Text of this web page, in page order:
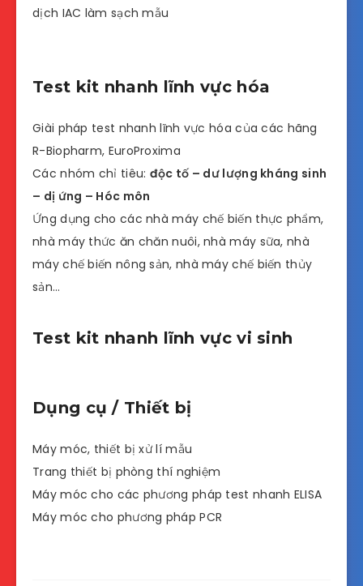
dịch IAC làm sạch mẫu
Test kit nhanh lĩnh vực hóa
Giài pháp test nhanh lĩnh vực hóa của các hãng
R-Biopharm, EuroProxima
Các nhóm chỉ tiêu: độc tố – dư lượng kháng sinh
– dị ứng – Hóc môn
Ứng dụng cho các nhà máy chế biến thực phẩm,
nhà máy thức ăn chăn nuôi, nhà máy sữa, nhà
máy chế biến nông sản, nhà máy chế biến thủy
sản…
Test kit nhanh lĩnh vực vi sinh
Dụng cụ / Thiết bị
Máy móc, thiết bị xử lí mẫu
Trang thiết bị phòng thí nghiệm
Máy móc cho các phương pháp test nhanh ELISA
Máy móc cho phương pháp PCR